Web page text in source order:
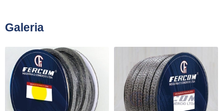
Galeria